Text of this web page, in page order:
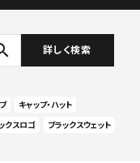
詳しく検索
キャップ・ハット
クスロゴ ブラックスウェット